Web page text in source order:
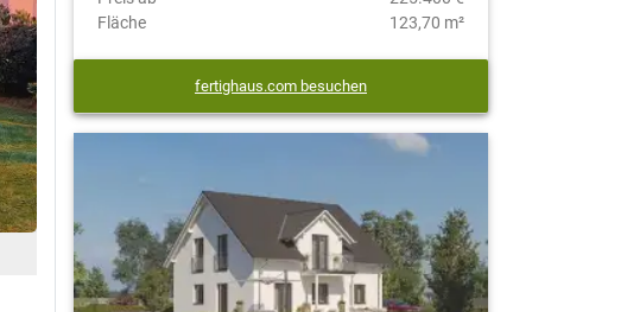
Fläche
123,70 m²
fertighaus.com besuchen